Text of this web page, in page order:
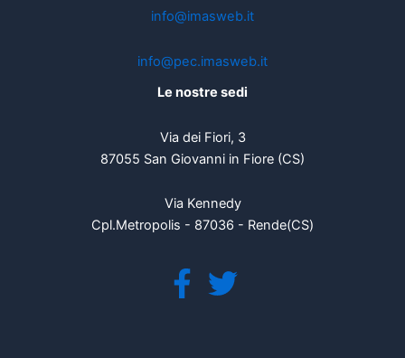
info@imasweb.it
info@pec.imasweb.it
Le nostre sedi
Via dei Fiori, 3
87055 San Giovanni in Fiore (CS)
Via Kennedy
Cpl.Metropolis - 87036 - Rende(CS)